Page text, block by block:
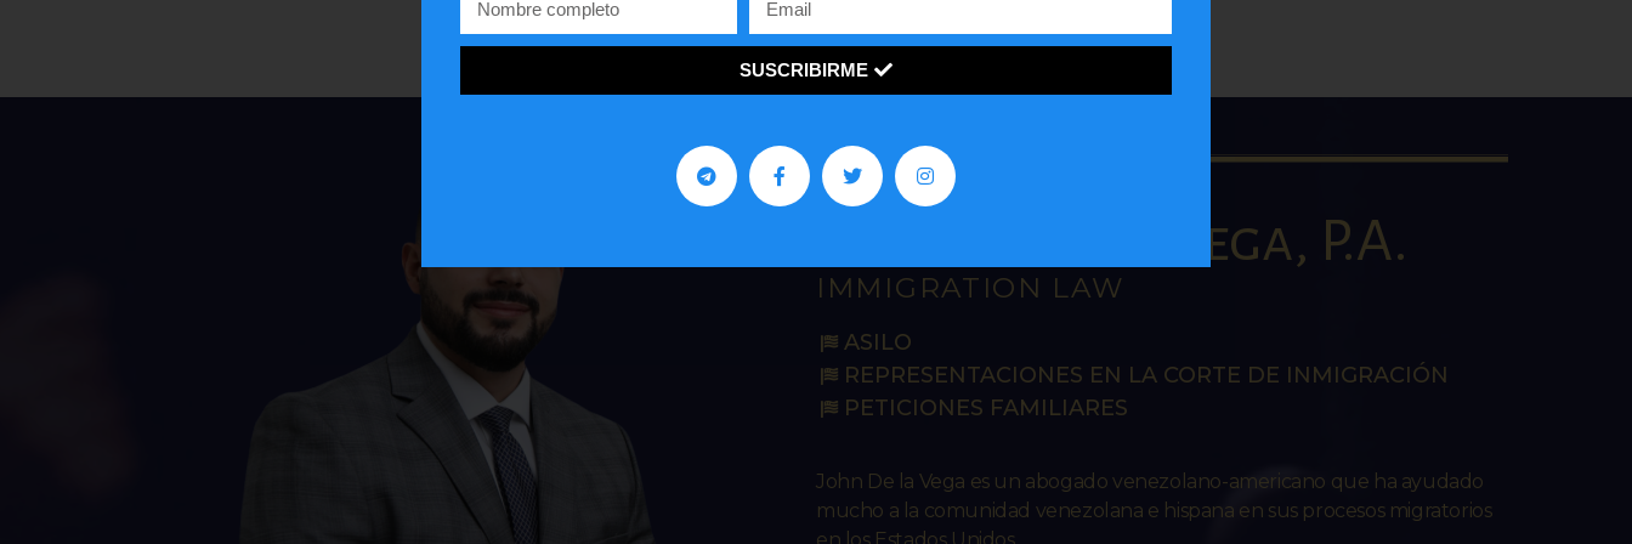
John R. De la Vega, P.A.
IMMIGRATION LAW
ASILO
REPRESENTACIONES EN LA CORTE DE INMIGRACIÓN
PETICIONES FAMILIARES
John De la Vega es un abogado venezolano-americano que ha ayudado
mucho a la comunidad venezolana e hispana en sus procesos migratorios
en los Estados Unidos.
SUSCRIBIRME